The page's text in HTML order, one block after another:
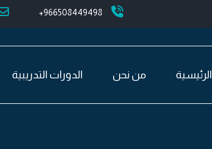
966508449498+
الرئيسية من نحن الدورات التدريبية